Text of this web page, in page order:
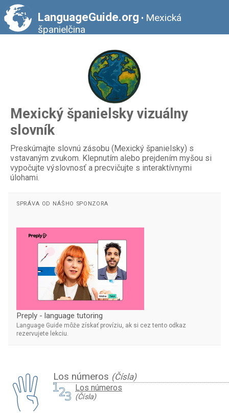
LanguageGuide.org • Mexická
španielčina
Mexický španielsky vizuálny
slovník
Preskúmajte slovnú zásobu (Mexický španielsky) s
vstavaným zvukom. Klepnutím alebo prejdením myšou si
vypočujte výslovnosť a precvičujte s interaktívnymi
úlohami.
Los números (Čísla)
Los números
(Čísla)
SPRÁVA OD NÁŠHO SPONZORA
Preply - language tutoring
Language Guide môže získať províziu, ak si cez tento odkaz
rezervujete lekciu.